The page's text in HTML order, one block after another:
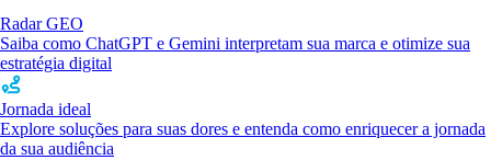
Radar GEO
Saiba como ChatGPT e Gemini interpretam sua marca e otimize sua
estratégia digital
Jornada ideal
Explore soluções para suas dores e entenda como enriquecer a jornada
da sua audiência